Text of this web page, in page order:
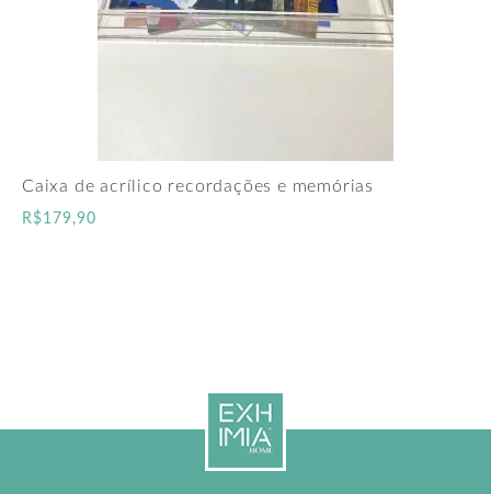
Caixa de acrílico recordações e memórias
R$179,90